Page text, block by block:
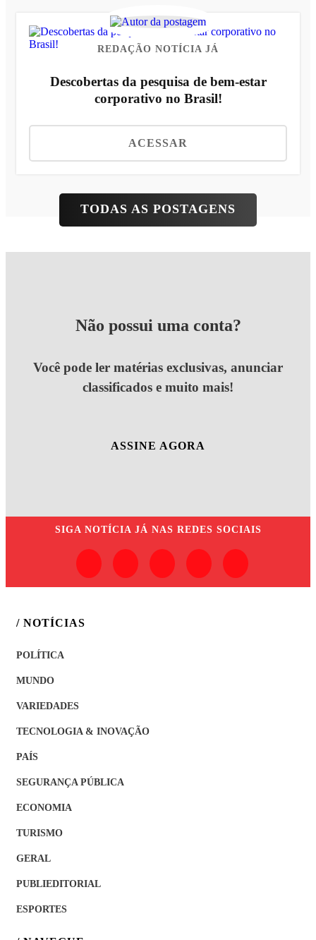
REDAÇÃO NOTÍCIA JÁ
Descobertas da pesquisa de bem-estar
corporativo no Brasil!
ACESSAR
TODAS AS POSTAGENS
Não possui uma conta?
Você pode ler matérias exclusivas, anunciar
classificados e muito mais!
ASSINE AGORA
SIGA NOTÍCIA JÁ NAS REDES SOCIAIS
/ NOTÍCIAS
POLÍTICA
MUNDO
VARIEDADES
TECNOLOGIA & INOVAÇÃO
PAÍS
SEGURANÇA PÚBLICA
ECONOMIA
TURISMO
GERAL
PUBLIEDITORIAL
ESPORTES